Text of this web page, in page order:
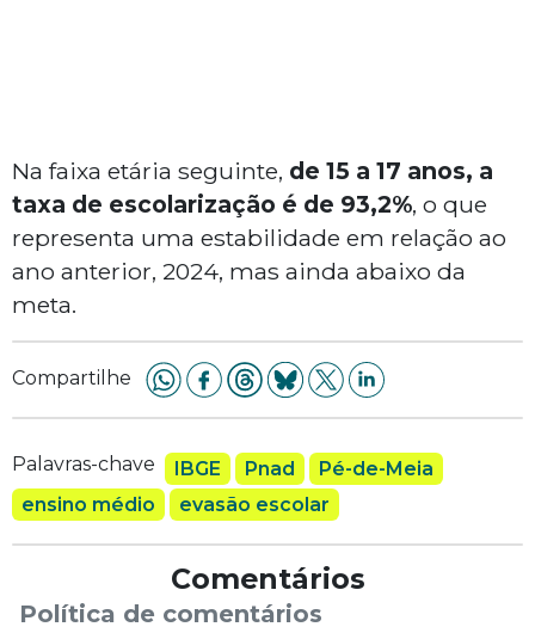
Na faixa etária seguinte, de 15 a 17 anos, a
taxa de escolarização é de 93,2%, o que
representa uma estabilidade em relação ao
ano anterior, 2024, mas ainda abaixo da
meta.
Compartilhe
Palavras-chave IBGE Pnad
Pé-de-Meia
ensino médio
evasão escolar
Comentários
Política de comentários